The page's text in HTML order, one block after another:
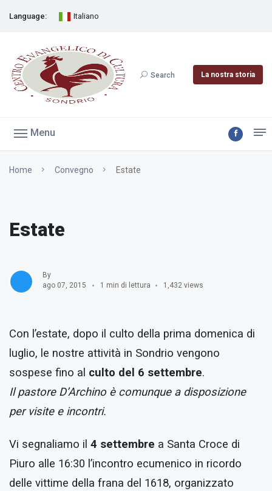
Language: Italiano
Search La nostra storia
Menu
Home Convegno Estate
Estate
By
ago 07, 2015
1 min di lettura 1,432 views
Con l’estate, dopo il culto della prima domenica di
luglio, le nostre attività in Sondrio vengono
sospese fino al culto del 6 settembre.
Il pastore D’Archino è comunque a disposizione
per visite e incontri.
Vi segnaliamo il 4 settembre a Santa Croce di
Piuro alle 16:30 l’incontro ecumenico in ricordo
delle vittime della frana del 1618, organizzato